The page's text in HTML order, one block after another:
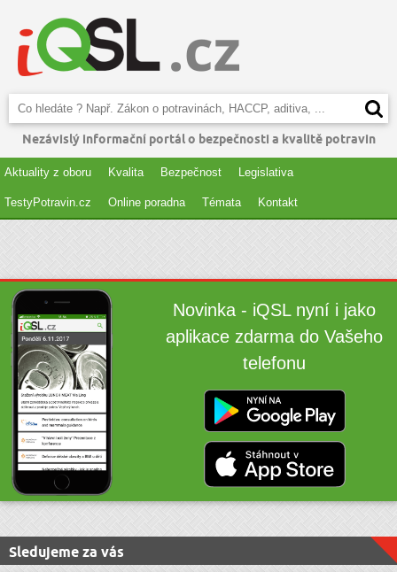
Nezávislý informační portál o bezpečnosti a kvalitě potravin
Aktuality z oboru Kvalita Bezpečnost Legislativa
TestyPotravin.cz Online poradna Témata Kontakt
Novinka - iQSL nyní i jako
aplikace zdarma do Vašeho
telefonu
Sledujeme za vás